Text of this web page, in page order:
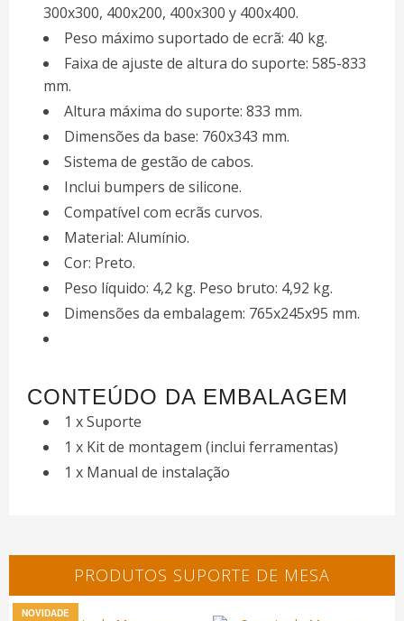
300x300, 400x200, 400x300 y 400x400.
Peso máximo suportado de ecrã: 40 kg.
Faixa de ajuste de altura do suporte: 585-833
mm.
Altura máxima do suporte: 833 mm.
Dimensões da base: 760x343 mm.
Sistema de gestão de cabos.
Inclui bumpers de silicone.
Compatível com ecrãs curvos.
Material: Alumínio.
Cor: Preto.
Peso líquido: 4,2 kg. Peso bruto: 4,92 kg.
Dimensões da embalagem: 765x245x95 mm.
CONTEÚDO DA EMBALAGEM
1 x Suporte
1 x Kit de montagem (inclui ferramentas)
1 x Manual de instalação
PRODUTOS SUPORTE DE MESA
NOVIDADE